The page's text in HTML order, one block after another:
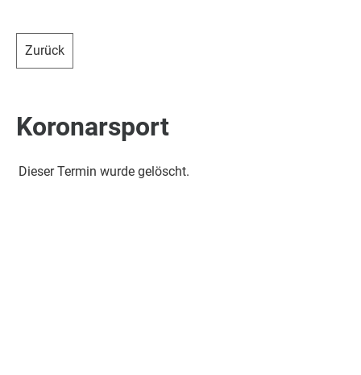
Zurück
Koronarsport
Dieser Termin wurde gelöscht.